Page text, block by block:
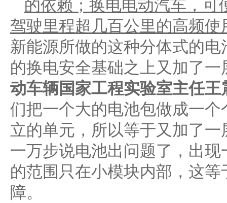
驾驶里程超几百公里的高频使
新能源所做的这种分体式的
的换电安全基础之上又加了一
动车辆国家工程实验室主任
们把一个大的电池包做成一
立的单元，所以等于又加了
一万步说电池出问题了，出
的范围只在小模块内部，这
障。